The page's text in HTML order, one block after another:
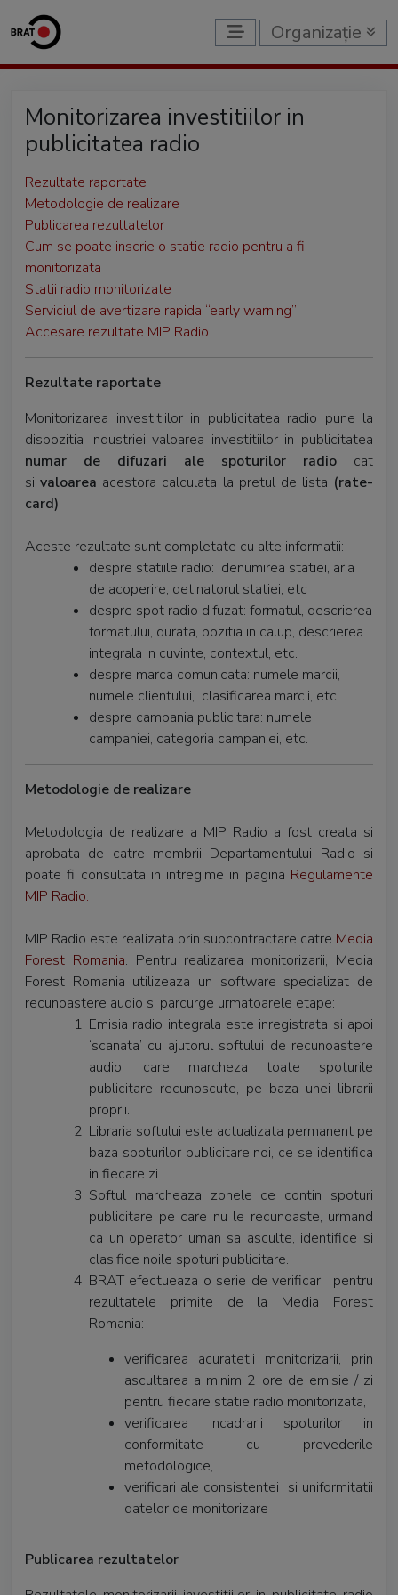
Organizație
Monitorizarea investitiilor in
publicitatea radio
Rezultate raportate
Metodologie de realizare
Publicarea rezultatelor
Cum se poate inscrie o statie radio pentru a fi
monitorizata
Statii radio monitorizate
Serviciul de avertizare rapida “early warning”
Accesare rezultate MIP Radio
Rezultate raportate
Monitorizarea investitiilor in publicitatea radio pune la
dispozitia industriei valoarea investitiilor in publicitatea
numar de difuzari ale spoturilor radio cat
sivaloarea acestora calculata la pretul de lista (rate-
card).
Aceste rezultate sunt completate cu alte informatii:
despre statiile radio: denumirea statiei, aria
de acoperire, detinatorul statiei, etc
despre spot radio difuzat: formatul, descrierea
formatului, durata, pozitia in calup, descrierea
integrala in cuvinte, contextul, etc.
despre marca comunicata: numele marcii,
numele clientului, clasificarea marcii, etc.
despre campania publicitara: numele
campaniei, categoria campaniei, etc.
Metodologie de realizare
Metodologia de realizare a MIP Radio a fost creata si
aprobata de catre membrii Departamentului Radio si
poate fi consultata in intregime in pagina Regulamente
MIP Radio.
MIP Radio este realizata prin subcontractare catre Media
Forest Romania. Pentru realizarea monitorizarii, Media
Forest Romania utilizeaza un software specializat de
recunoastere audio si parcurge urmatoarele etape:
Emisia radio integrala este inregistrata si apoi
‘scanata’ cu ajutorul softului de recunoastere
audio, care marcheza toate spoturile
publicitare recunoscute, pe baza unei librarii
proprii.
Libraria softului este actualizata permanent pe
baza spoturilor publicitare noi, ce se identifica
in fiecare zi.
Softul marcheaza zonele ce contin spoturi
publicitare pe care nu le recunoaste, urmand
ca un operator uman sa asculte, identifice si
clasifice noile spoturi publicitare.
BRAT efectueaza o serie de verificari pentru
rezultatele primite de la Media Forest
Romania:
verificarea acuratetii monitorizarii, prin
ascultarea a minim 2 ore de emisie / zi
pentru fiecare statie radio monitorizata,
verificarea incadrarii spoturilor in
conformitate cu prevederile
metodologice,
verificari ale consistentei si uniformitatii
datelor de monitorizare
Publicarea rezultatelor